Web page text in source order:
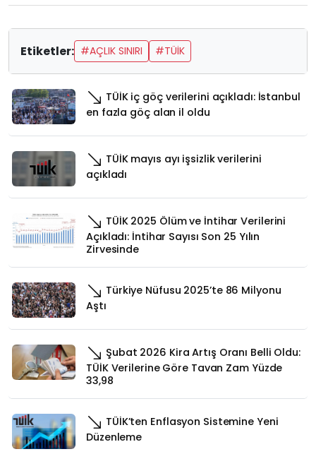
Etiketler: #AÇLIK SINIRI #TÜİK
TÜİK iç göç verilerini açıkladı: İstanbul
en fazla göç alan il oldu
TÜİK mayıs ayı işsizlik verilerini
açıkladı
TÜİK 2025 Ölüm ve İntihar Verilerini
Açıkladı: İntihar Sayısı Son 25 Yılın
Zirvesinde
Türkiye Nüfusu 2025’te 86 Milyonu
Aştı
Şubat 2026 Kira Artış Oranı Belli Oldu:
TÜİK Verilerine Göre Tavan Zam Yüzde
33,98
TÜİK’ten Enflasyon Sistemine Yeni
Düzenleme